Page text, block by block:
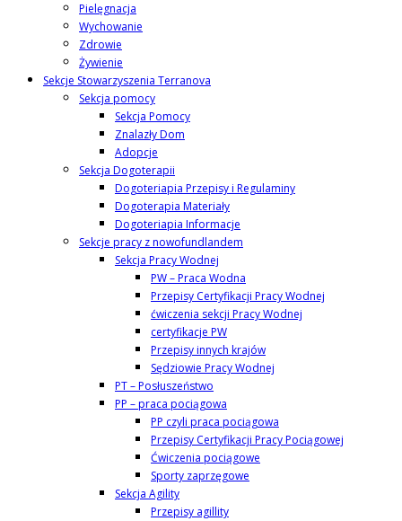
Pielęgnacja
Wychowanie
Zdrowie
Żywienie
Sekcje Stowarzyszenia Terranova
Sekcja pomocy
Sekcja Pomocy
Znalazły Dom
Adopcje
Sekcja Dogoterapii
Dogoteriapia Przepisy i Regulaminy
Dogoterapia Materiały
Dogoteriapia Informacje
Sekcje pracy z nowofundlandem
Sekcja Pracy Wodnej
PW – Praca Wodna
Przepisy Certyfikacji Pracy Wodnej
ćwiczenia sekcji Pracy Wodnej
certyfikacje PW
Przepisy innych krajów
Sędziowie Pracy Wodnej
PT – Posłuszeństwo
PP – praca pociągowa
PP czyli praca pociągowa
Przepisy Certyfikacji Pracy Pociągowej
Ćwiczenia pociągowe
Sporty zaprzęgowe
Sekcja Agility
Przepisy agillity